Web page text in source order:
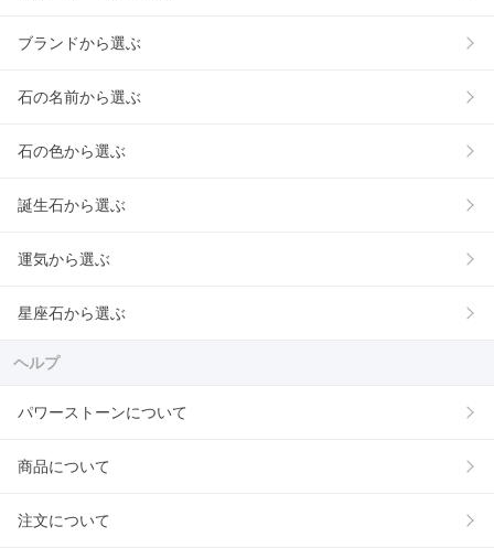
ブランドから選ぶ
石の名前から選ぶ
石の色から選ぶ
誕生石から選ぶ
運気から選ぶ
星座石から選ぶ
ヘルプ
パワーストーンについて
商品について
注文について